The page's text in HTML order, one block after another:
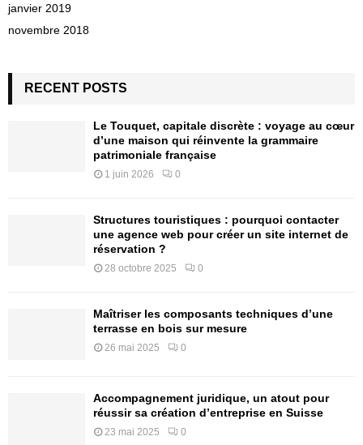
janvier 2019
novembre 2018
RECENT POSTS
Le Touquet, capitale discrète : voyage au cœur
d’une maison qui réinvente la grammaire
patrimoniale française
1 juin 2026 0
Structures touristiques : pourquoi contacter
une agence web pour créer un site internet de
réservation ?
28 octobre 2025 0
Maîtriser les composants techniques d’une
terrasse en bois sur mesure
26 mai 2025 0
Accompagnement juridique, un atout pour
réussir sa création d’entreprise en Suisse
23 mai 2025 0